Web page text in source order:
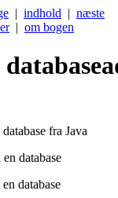
| indhold | næste
| om bogen
fra Java
database
database